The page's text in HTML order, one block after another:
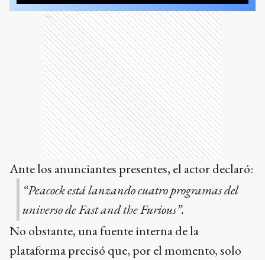
Ads
Ante los anunciantes presentes, el actor declaró:
“Peacock está lanzando cuatro programas del
universo de Fast and the Furious”.
No obstante, una fuente interna de la
plataforma precisó que, por el momento, solo